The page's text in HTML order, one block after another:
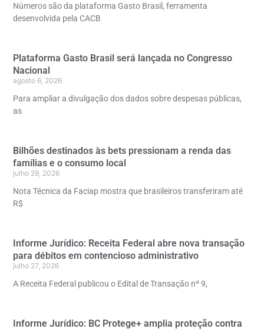
Números são da plataforma Gasto Brasil, ferramenta
desenvolvida pela CACB
Plataforma Gasto Brasil será lançada no Congresso
Nacional
agosto 6, 2026
Para ampliar a divulgação dos dados sobre despesas públicas,
as
Bilhões destinados às bets pressionam a renda das
famílias e o consumo local
julho 29, 2026
Nota Técnica da Faciap mostra que brasileiros transferiram até
R$
Informe Jurídico: Receita Federal abre nova transação
para débitos em contencioso administrativo
julho 27, 2026
A Receita Federal publicou o Edital de Transação nº 9,
Informe Jurídico: BC Protege+ amplia proteção contra